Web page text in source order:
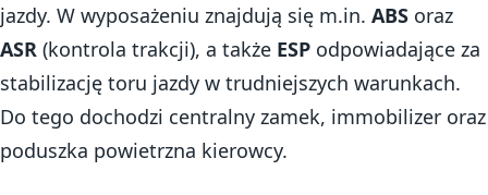
jazdy. W wyposażeniu znajdują się m.in. ABS oraz
ASR (kontrola trakcji), a także ESP odpowiadające za
stabilizację toru jazdy w trudniejszych warunkach.
Do tego dochodzi centralny zamek, immobilizer oraz
poduszka powietrzna kierowcy.